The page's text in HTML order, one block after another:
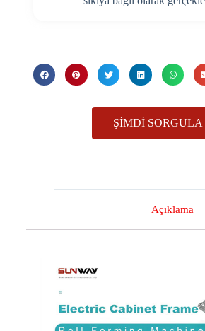
ŞIMDI SORGULA
Açıklama